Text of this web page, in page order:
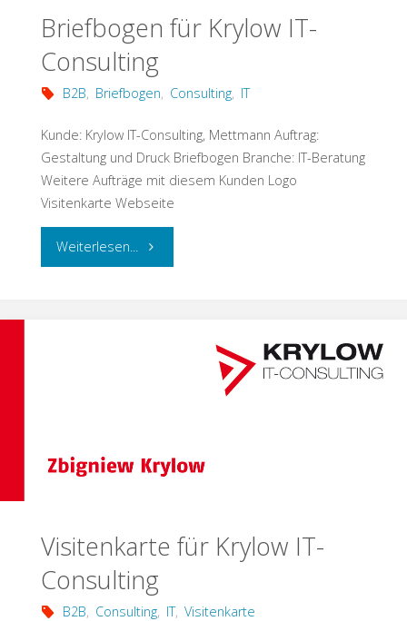
Briefbogen für Krylow IT-
Consulting
B2B, Briefbogen, Consulting, IT
Kunde: Krylow IT-Consulting, Mettmann Auftrag:
Gestaltung und Druck Briefbogen Branche: IT-Beratung
Weitere Aufträge mit diesem Kunden Logo
Visitenkarte Webseite
Weiterlesen... "Briefbogen
Visitenkarte für Krylow IT-
Consulting
B2B, Consulting, IT, Visitenkarte